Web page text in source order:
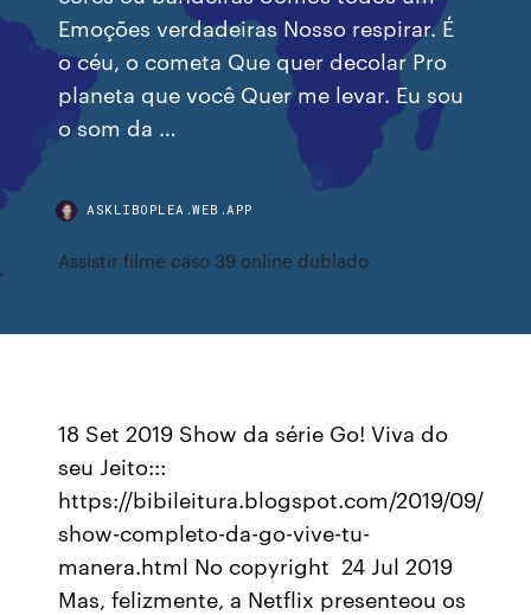
Emoções verdadeiras Nosso respirar. É
o céu, o cometa Que quer decolar Pro
planeta que você Quer me levar. Eu sou
o som da …
ASKLIBOPLEA.WEB.APP
Assistir filme caso 39 online dublado
18 Set 2019 Show da série Go! Viva do
seu Jeito:::
https://bibileitura.blogspot.com/2019/09/
show-completo-da-go-vive-tu-
manera.html No copyright 24 Jul 2019
Mas, felizmente, a Netflix presenteou os